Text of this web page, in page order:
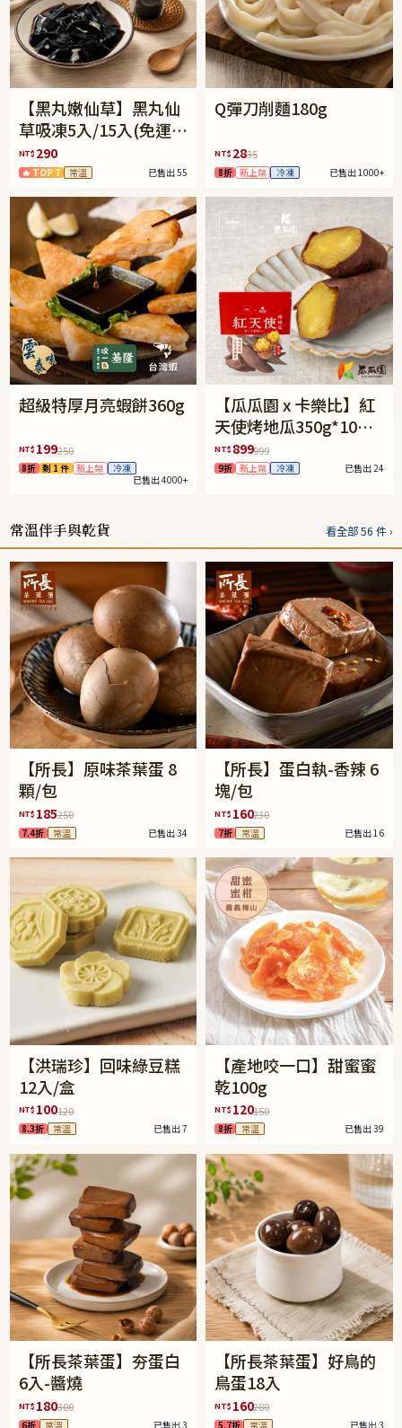
【黑丸嫩仙草】黑丸仙
草吸凍5入/15入(免運)
(預購中8/14出貨)
NT$ 290
🔥 TOP 7 常溫 已售出 55
Q彈刀削麵180g
NT$ 2835
8折 新上架 冷凍 已售出 1000+
超級特厚月亮蝦餅360g
NT$ 199250
8折 剩 1 件 新上架
冷凍
已售出 4000+
【瓜瓜園 x 卡樂比】紅
天使烤地瓜350g*10包
(免運組)
NT$ 899999
9折 新上架 冷凍 已售出 24
常溫伴手與乾貨 看全部 56 件 ›
【所長】原味茶葉蛋 8
顆/包
NT$ 185250
7.4折 常溫 已售出 34
【所長】蛋白執-香辣 6
塊/包
NT$ 160230
7折 常溫 已售出 16
【洪瑞珍】回味綠豆糕
12入/盒
NT$ 100120
8.3折 常溫 已售出 7
【產地咬一口】甜蜜蜜
乾100g
NT$ 120150
8折 常溫 已售出 39
【所長茶葉蛋】夯蛋白
6入-醬燒
NT$ 180300
6折 常溫 已售出 3
【所長茶葉蛋】好鳥的
鳥蛋18入
NT$ 160280
5.7折 常溫 已售出 3